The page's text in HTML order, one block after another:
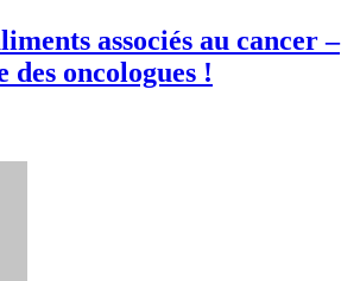
associés au cancer –
des oncologues !